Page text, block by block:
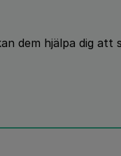
dem hjälpa dig att